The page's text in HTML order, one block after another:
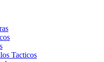
Tacticos